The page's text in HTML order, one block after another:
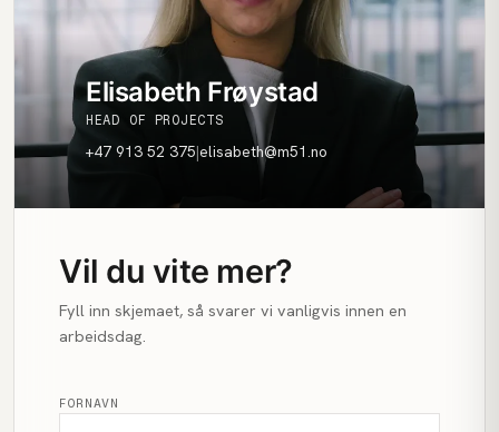
Elisabeth Frøystad
HEAD OF PROJECTS
+47 913 52 375|elisabeth@m51.no
Vil du vite mer?
Fyll inn skjemaet, så svarer vi vanligvis innen en
arbeidsdag.
FORNAVN